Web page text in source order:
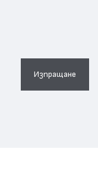
Изпращане